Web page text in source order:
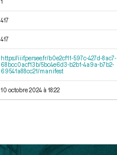
417
417
https://iiif.persee.fr/b0e2cf11-597c-427d-8ac7-
68bcc0acf13b/5bc4e6d3-b2b1-4a9a-b7b2-
69541a88cc21/manifest
10 octobre 2024 à 18:22